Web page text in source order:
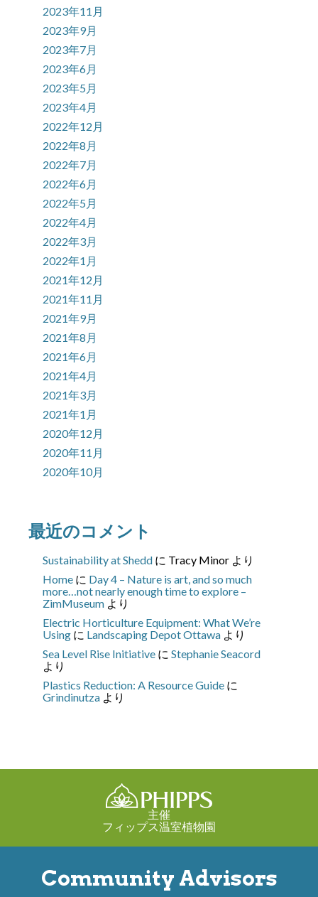
2023年11月
2023年9月
2023年7月
2023年6月
2023年5月
2023年4月
2022年12月
2022年8月
2022年7月
2022年6月
2022年5月
2022年4月
2022年3月
2022年1月
2021年12月
2021年11月
2021年9月
2021年8月
2021年6月
2021年4月
2021年3月
2021年1月
2020年12月
2020年11月
2020年10月
最近のコメント
Sustainability at Shedd に Tracy Minor より
Home に Day 4 – Nature is art, and so much
more…not nearly enough time to explore –
ZimMuseum より
Electric Horticulture Equipment: What We’re
Using に Landscaping Depot Ottawa より
Sea Level Rise Initiative に Stephanie Seacord
より
Plastics Reduction: A Resource Guide に
Grindinutza より
主催
フィップス温室植物園
Community Advisors